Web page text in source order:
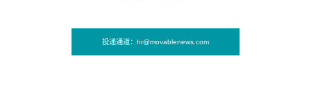
投递通道：hr@movablenews.com